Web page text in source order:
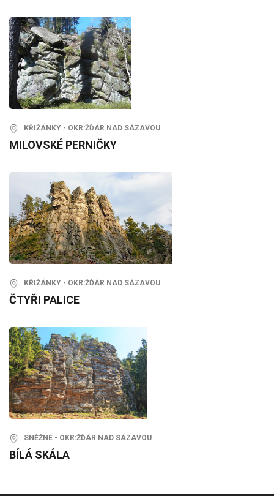
KŘIŽÁNKY - OKR:ŽĎÁR NAD SÁZAVOU
MILOVSKÉ PERNIČKY
KŘIŽÁNKY - OKR:ŽĎÁR NAD SÁZAVOU
ČTYŘI PALICE
SNĚŽNÉ - OKR:ŽĎÁR NAD SÁZAVOU
BÍLÁ SKÁLA